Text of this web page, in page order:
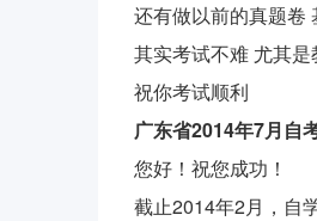
还有做以前的真题卷
其实考试不难 尤其
祝你考试顺利
广东省2014年7月自
您好！祝您成功！
截止2014年2月，自